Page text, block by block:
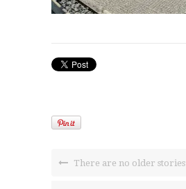
There are no older stories